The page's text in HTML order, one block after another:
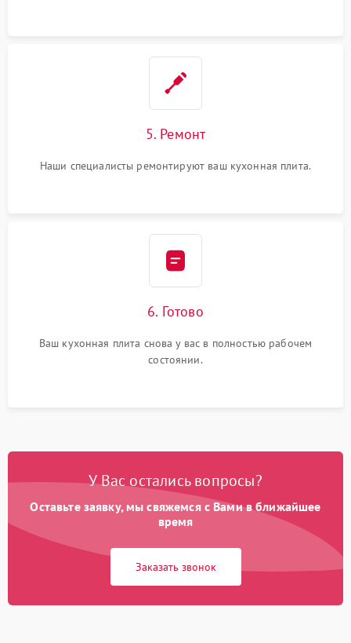
5. Ремонт
Наши специалисты ремонтируют ваш кухонная плита.
6. Готово
Ваш кухонная плита снова у вас в полностью рабочем
состоянии.
У Вас остались вопросы?
Оставьте заявку, мы свяжемся с Вами в ближайшее
время
Заказать звонок